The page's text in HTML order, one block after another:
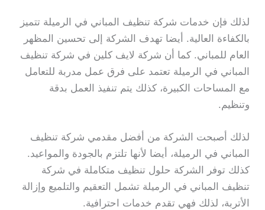
لذلك فإن خدمات شركة تنظيف المباني في الرميلة تتميز
بالكفاءة العالية. أيضا تهدف الشركة إلى تحسين المظهر
العام للمباني. كما أن شركة لايف كلين في شركة تنظيف
المباني في الرميلة تعتمد على فرق عمل مدربة للتعامل
مع المساحات الكبيرة، كذلك يتم تنفيذ العمل بدقة
وتنظيم.
لذلك أصبحت الشركة من أفضل مقدمي شركة تنظيف
المباني في الرميلة، أيضا لأنها تلتزم بالجودة والمواعيد.
كذلك توفر الشركة حلول تنظيف متكاملة في شركة
تنظيف المباني في الرميلة تشمل التعقيم والتلميع وإزالة
الأتربة، لذلك فهي تقدم خدمات احترافية.